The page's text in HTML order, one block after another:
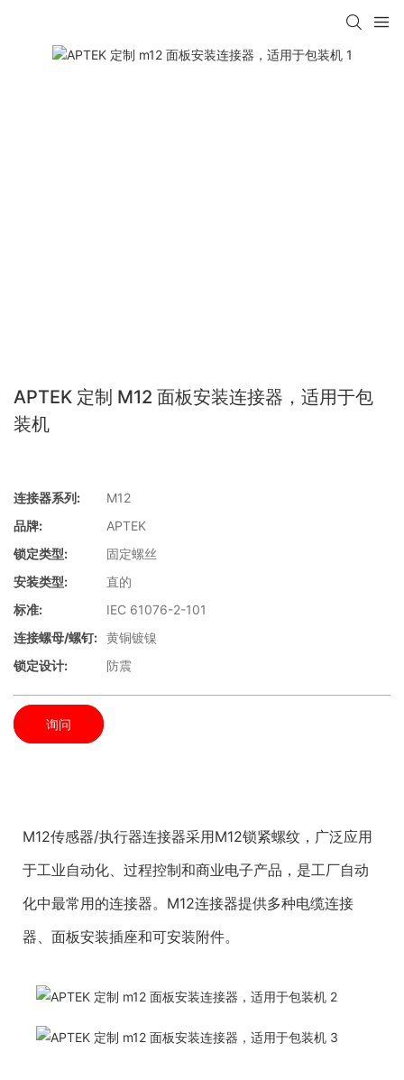
APTEK 定制 M12 面板安装连接器，适用于包
装机
连接器系列:
M12
品牌:
APTEK
锁定类型:
固定螺丝
安装类型:
直的
标准:
IEC 61076-2-101
连接螺母/螺钉: 黄铜镀镍
锁定设计:
防震
询问
M12传感器/执行器连接器采用M12锁紧螺纹，广泛应用
于工业自动化、过程控制和商业电子产品，是工厂自动
化中最常用的连接器。M12连接器提供多种电缆连接
器、面板安装插座和可安装附件。